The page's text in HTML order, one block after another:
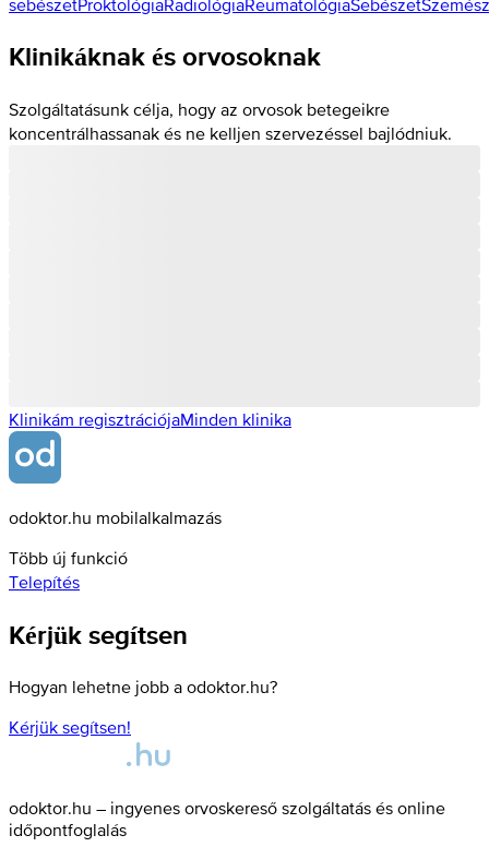
Klinikáknak és orvosoknak
Szolgáltatásunk célja, hogy az orvosok betegeikre
koncentrálhassanak és ne kelljen szervezéssel bajlódniuk.
Klinikám regisztrációjaMinden klinika
odoktor.hu mobilalkalmazás
Több új funkció
Telepítés
Kérjük segítsen
Hogyan lehetne jobb a odoktor.hu?
Kérjük segítsen!
odoktor.hu – ingyenes orvoskereső szolgáltatás és online
időpontfoglalás